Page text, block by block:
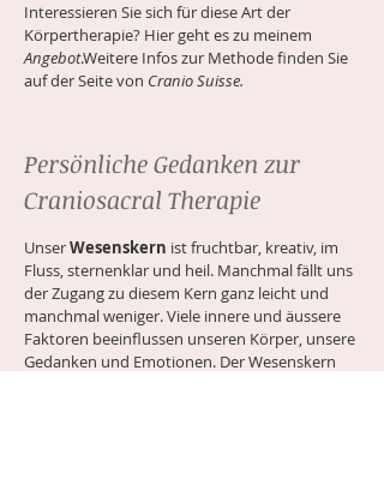
Interessieren Sie sich für diese Art der
Körpertherapie? Hier geht es zu meinem
Angebot.Weitere Infos zur Methode finden Sie
auf der Seite von Cranio Suisse.
Persönliche Gedanken zur
Craniosacral Therapie
UnserWesenskern ist fruchtbar, kreativ, im
Fluss, sternenklar und heil. Manchmal fällt uns
der Zugang zu diesem Kern ganz leicht und
manchmal weniger. Viele innere und äussere
Faktoren beeinflussen unseren Körper, unsere
Gedanken und Emotionen. Der Wesenskern